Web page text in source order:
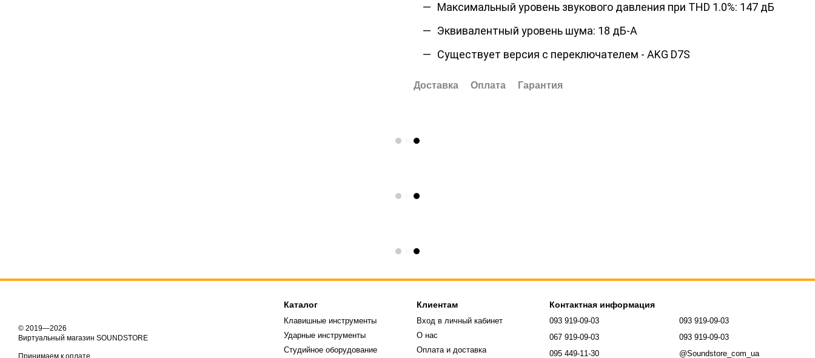
Максимальный уровень звукового давления при THD 1.0%: 147 дБ
Эквивалентный уровень шума: 18 дБ-А
Существует версия с переключателем - AKG D7S
Доставка Оплата Гарантия
© 2019—2026
Виртуальный магазин SOUNDSTORE
Принимаем к оплате
Каталог
Клавишные инструменты
Ударные инструменты
Студийное оборудование
Клиентам
Вход в личный кабинет
О нас
Оплата и доставка
Контактная информация
093 919-09-03
067 919-09-03
095 449-11-30
093 919-09-03
093 919-09-03
@Soundstore_com_ua